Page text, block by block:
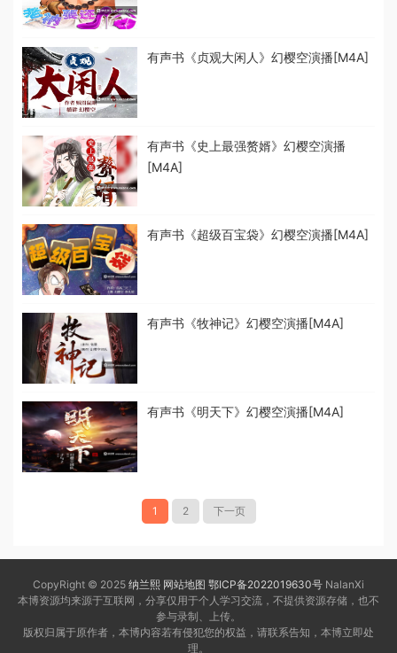
有声书《贞观大闲人》幻樱空演播[M4A]
有声书《史上最强赘婿》幻樱空演播
[M4A]
有声书《超级百宝袋》幻樱空演播[M4A]
有声书《牧神记》幻樱空演播[M4A]
有声书《明天下》幻樱空演播[M4A]
1 2 下一页
CopyRight © 2025 纳兰熙 网站地图 鄂ICP备2022019630号 NalanXi
本博资源均来源于互联网，分享仅用于个人学习交流，不提供资源存储，也不
参与录制、上传。
版权归属于原作者，本博内容若有侵犯您的权益，请联系告知，本博立即处
理。